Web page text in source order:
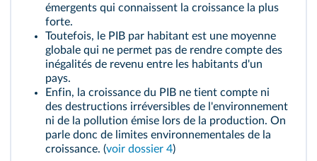
émergents qui connaissent la croissance la plus
forte.
Toutefois, le PIB par habitant est une moyenne
globale qui ne permet pas de rendre compte des
inégalités de revenu entre les habitants d'un
pays.
Enfin, la croissance du PIB ne tient compte ni
des destructions irréversibles de l'environnement
ni de la pollution émise lors de la production. On
parle donc de limites environnementales de la
croissance. (voir dossier 4)